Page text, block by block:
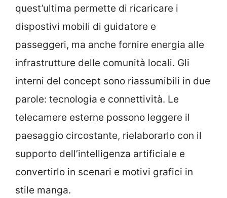
quest’ultima permette di ricaricare i
dispostivi mobili di guidatore e
passeggeri, ma anche fornire energia alle
infrastrutture delle comunità locali. Gli
interni del concept sono riassumibili in due
parole: tecnologia e connettività. Le
telecamere esterne possono leggere il
paesaggio circostante, rielaborarlo con il
supporto dell’intelligenza artificiale e
convertirlo in scenari e motivi grafici in
stile manga.